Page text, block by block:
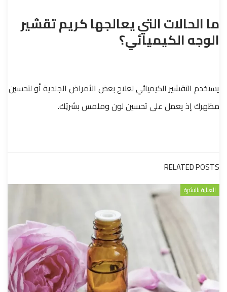
ما الحالات التي يعالجها كريم تقشير
الوجه الكيميائي؟
يستخدم التقشير الكيميائي لعلاج بعض الأمراض الجلدية أو لتحسين
مظهرك إذ يعمل على تحسين لون وملمس بشرتِك.
RELATED POSTS
العناية بالبشرة